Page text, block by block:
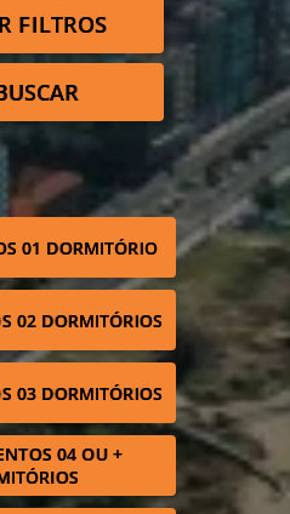
FILTROS
01 DORMITÓRIO
02 DORMITÓRIOS
03 DORMITÓRIOS
04 OU +